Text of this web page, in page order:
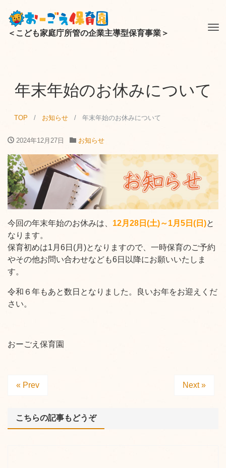
＜こども家庭庁所管の企業主導型保育事業＞
年末年始のお休みについて
TOP お知らせ 年末年始のお休みについて
2024年12月27日 お知らせ
今回の年末年始のお休みは、 12月28日(土)～1月5日(日)と
なります。
保育初めは1月6日(月)となりますので、一時保育のご予約
やその他お問い合わせなども6日以降にお願いいたしま
す。
令和６年もあと数日となりました。良いお年をお迎えくだ
さい。
おーごえ保育園
« Prev Next »
こちらの記事もどうぞ